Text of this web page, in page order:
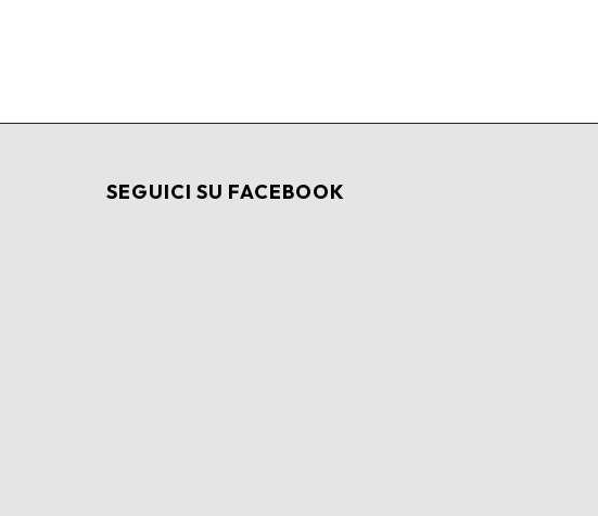
SEGUICI SU FACEBOOK